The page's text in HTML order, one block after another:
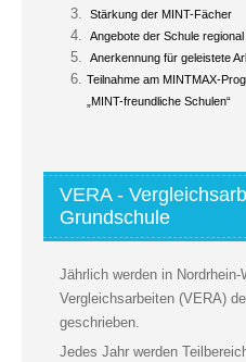
Stärkung der MINT-Fächer
Angebote der Schule
Anerkennung für geleistete
Teilnahme am MINTMAX-
„MINT-freundliche Schulen“
VERA -
Grundschule
Jährlich werden in Nordrhein-
Vergleichsarbeiten (VERA)
geschrieben.
Jedes Jahr werden